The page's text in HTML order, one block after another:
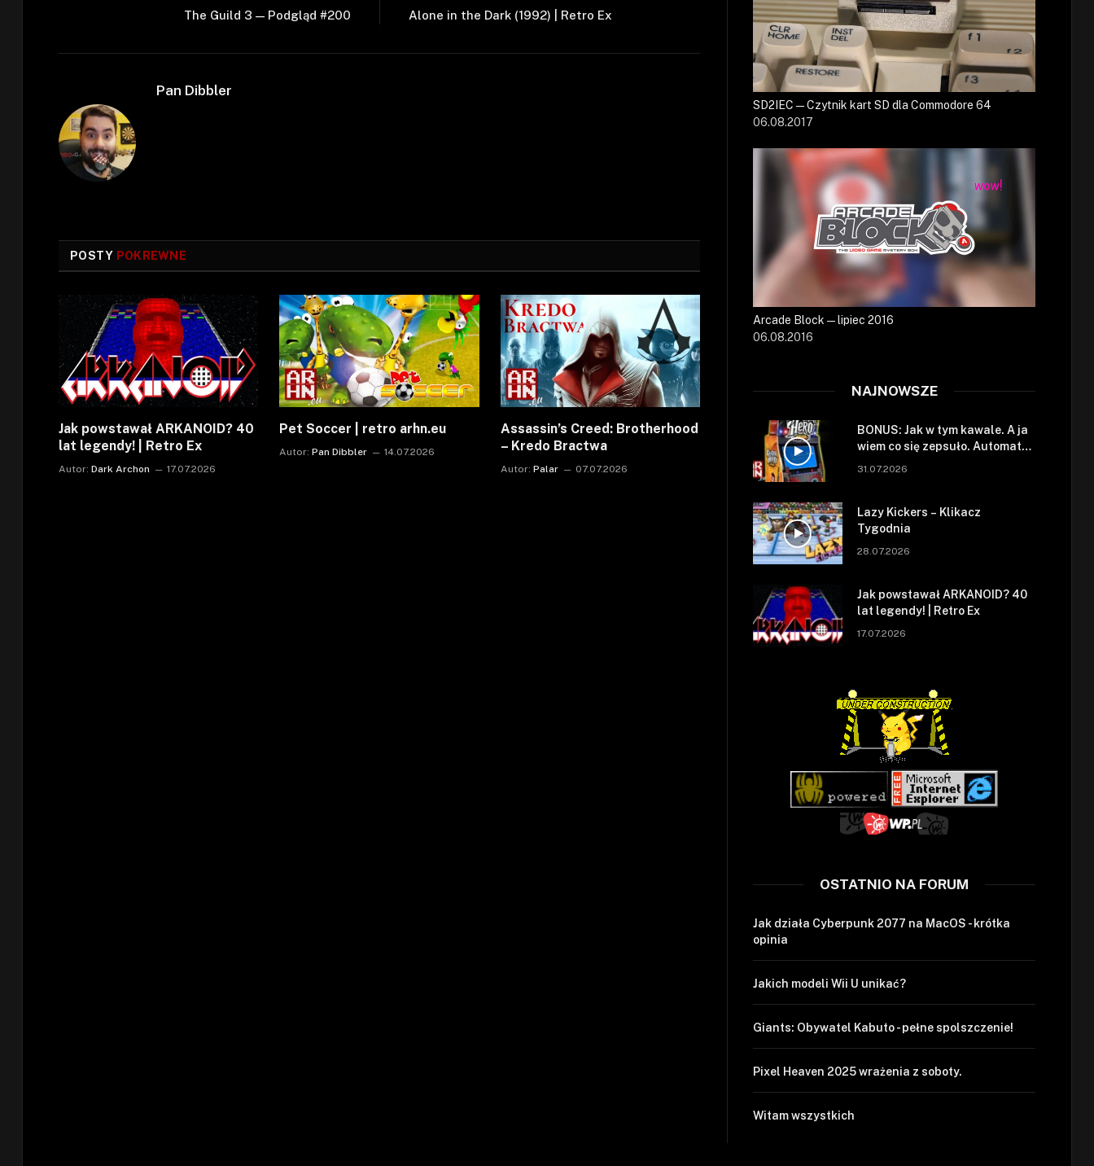
The Guild 3 — Podgląd #200 Alone in the Dark (1992) | Retro Ex
Pan Dibbler
POSTY POKREWNE
Jak powstawał ARKANOID? 40
lat legendy! | Retro Ex
Autor: Dark Archon 17.07.2026
Pet Soccer | retro arhn.eu
Autor: Pan Dibbler 14.07.2026
Assassin’s Creed: Brotherhood
– Kredo Bractwa
Autor: Palar 07.07.2026
SD2IEC — Czytnik kart SD dla Commodore 64
06.08.2017
Arcade Block — lipiec 2016
06.08.2016
NAJNOWSZE
BONUS: Jak w tym kawale. A ja
wiem co się zepsuło. Automat
się zepsuł.
31.07.2026
Lazy Kickers – Klikacz
Tygodnia
28.07.2026
Jak powstawał ARKANOID? 40
lat legendy! | Retro Ex
17.07.2026
OSTATNIO NA FORUM
Jak działa Cyberpunk 2077 na MacOS - krótka
opinia
Jakich modeli Wii U unikać?
Giants: Obywatel Kabuto - pełne spolszczenie!
Pixel Heaven 2025 wrażenia z soboty.
Witam wszystkich